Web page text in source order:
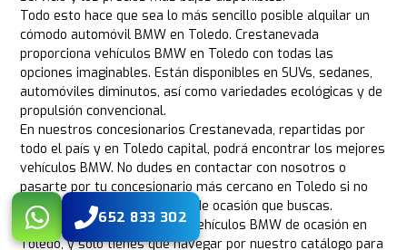
Todo esto hace que sea lo más sencillo posible alquilar un
cómodo automóvil BMW en Toledo. Crestanevada
proporciona vehículos BMW en Toledo con todas las
opciones imaginables. Están disponibles en SUVs, sedanes,
automóviles diminutos, así como variedades ecológicas y de
propulsión convencional.
En nuestros concesionarios Crestanevada, repartidas por
todo el país y en Toledo capital, podrá encontrar los mejores
vehículos BMW. No dudes en contactar con nosotros o
pasarte por tu concesionario más cercano en Toledo si no
encuentras el vehículo BMW de ocasión que buscas.
Disponemos de los mejores vehículos BMW de ocasión en
Toledo, y sólo tienes que navegar por nuestro catálogo para
652 833 302